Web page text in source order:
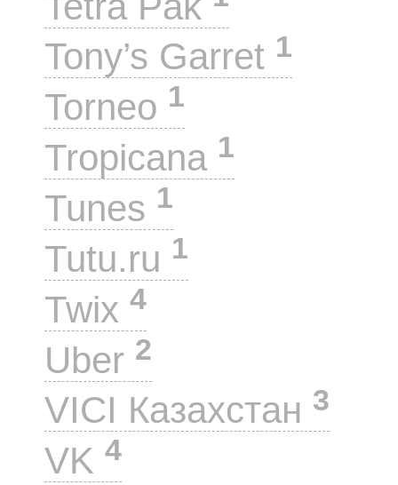
Tony’s Garret 1
Torneo 1
Tropicana 1
Tunes 1
Tutu.ru 1
Twix 4
Uber 2
VICI Казахстан 3
VK 4